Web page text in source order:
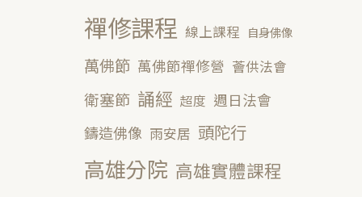
禪修課程 線上課程 自身佛像
萬佛節 萬佛節禪修營 薈供法會
衛塞節 誦經 超度 週日法會
鑄造佛像 雨安居 頭陀行
高雄分院 高雄實體課程